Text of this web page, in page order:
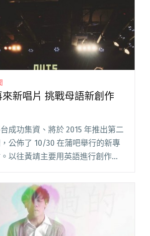
新唱片 挑戰母語新創作
成功集資、將於 2015 年推出第二
公佈了 10/30 在蒲吧舉行的新專
以往黃靖主要用英語進行創作，
》則嘗試挑戰了母語創作，以
次之舉；這次也請來了許多不同
"黃靖今年再來新唱片 挑戰母語新